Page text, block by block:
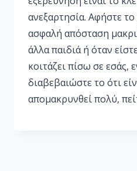
ανεξαρτησία. Αφήστε
ασφαλή απόσταση
άλλα παιδιά ή όταν
κοιτάζει πίσω σε εσάς,
διαβεβαιώστε το ότι
απομακρυνθεί πολύ,